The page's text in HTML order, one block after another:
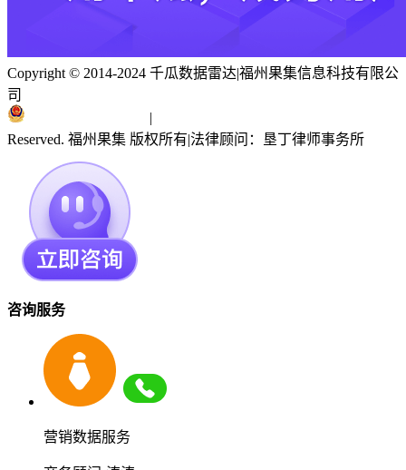
Copyright © 2014-2024 千瓜数据雷达|福州果集信息科技有限公
司
|
Reserved. 福州果集 版权所有|法律顾问：垦丁律师事务所
咨询服务
营销数据服务